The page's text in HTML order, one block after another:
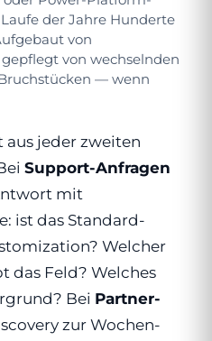
der Jahre Hunderte
von
von wechselnden
— wenn
aus jeder zweiten
Support-Anfragen
mit
ist das Standard-
Welcher
das Feld? Welches
Bei Partner-
zur Wochen-